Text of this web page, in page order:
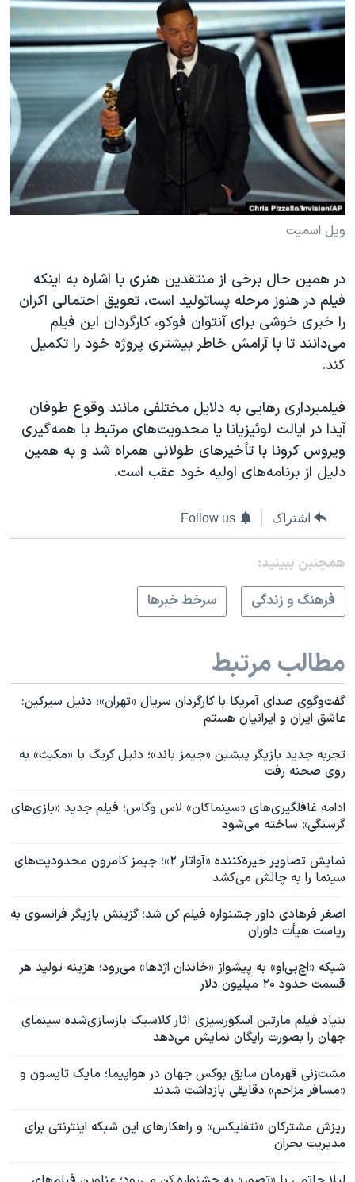
ویل اسمیت
در همین حال برخی از منتقدین هنری با اشاره به اینکه
فیلم در هنوز مرحله پساتولید است، تعویق احتمالی اکران
را خبری خوشی برای آنتوان فوکو، کارگردان این فیلم
می‌دانند تا با آرامش خاطر بیشتری پروژه خود را تکمیل
کند.
فیلمبرداری رهایی به دلایل مختلفی مانند وقوع طوفان
آیدا در ایالت لوئیزیانا یا محدویت‌های مرتبط با همه‌گیری
ویروس کرونا با تأخیرهای طولانی همراه شد ‌و‌ به همین
دلیل از برنامه‌های اولیه خود عقب است.
اشتراک Follow us
همچنبن ببینید:
فرهنگ و زندگی
سرخط خبرها
مطالب مرتبط
گفت‌وگوی صدای آمریکا با کارگردان سریال «تهران»؛ دنیل سیرکین:
عاشق ایران و ایرانیان هستم
تجربه جدید بازیگر پیشین «جیمز باند»؛ دنیل کریگ با «مکبث» به
روی صحنه رفت
ادامه غافلگیری‌های «سینماکان» لاس وگاس؛ فیلم جدید «بازی‌های
گرسنگی» ساخته می‌شود
نمایش تصاویر خیره‌کننده «آواتار ۲»؛ جیمز کامرون محدودیت‌های
سینما را به چالش می‌کشد
اصغر فرهادی داور جشنواره فیلم کن شد؛ گزینش بازیگر فرانسوی به
ریاست هیأت داوران
شبکه «اچ‌بی‌او» به پیشواز «خاندان اژدها» می‌رود؛ هزینه تولید هر
قسمت حدود ۲۰ میلیون دلار
بنیاد فیلم مارتین اسکورسیزی آثار کلاسیک بازسازی‌شده سینمای
جهان را بصورت رایگان نمایش می‌دهد
مشت‌زنی قهرمان سابق بوکس جهان در هواپیما؛ مایک تایسون و
«مسافر مزاحم» دقایقی بازداشت شدند
ریزش مشترکان «نتفلیکس» و راهکارهای این‌ شبکه اینترنتی برای
مدیریت بحران